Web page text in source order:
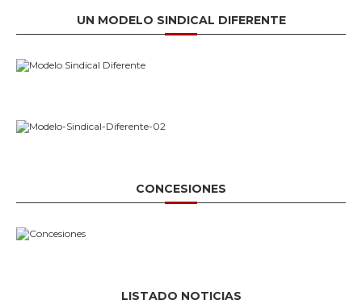
UN MODELO SINDICAL DIFERENTE
CONCESIONES
LISTADO NOTICIAS